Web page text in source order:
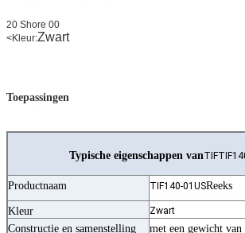
20 Shore 00
<Kleur:Zwart
Toepassingen
Typische eigenschappen van
Productnaam TIF140-01USReeks
Kleur Zwart
Constructie en samenstelling met een gewicht